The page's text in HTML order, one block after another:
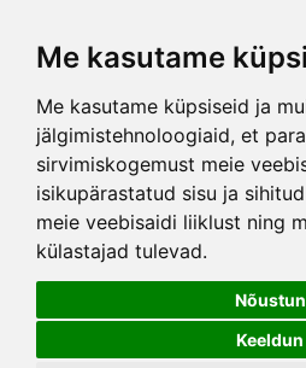
Me kasutame
Me kasutame küpsiseid ja
jälgimistehnoloogiaid, et
sirvimiskogemust meie
isikupärastatud sisu ja
meie veebisaidi liiklust ning
külastajad tulevad.
Nõustun
Keeldun